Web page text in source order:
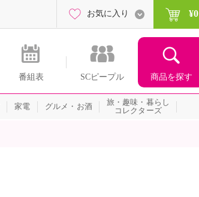
番組表 SCピープル 商品を探す
お気に入り ¥0
家電 グルメ・お酒
旅・趣味・暮らし
コレクターズ